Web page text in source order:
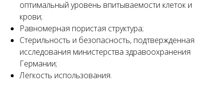
оптимальный уровень впитываемости клеток и
крови;
Равномерная пористая структура;
Стерильность и безопасность, подтвержденная
исследования министерства здравоохранения
Германии;
Легкость использования.